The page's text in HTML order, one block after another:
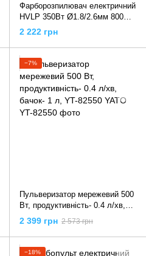
Фарборозпилювач електричний
HVLP 350Вт Ø1.8/2.6мм 800мл/
хв н/б 800мл, SIGMA 6816121
2 222 грн
−7%
Пульверизатор мережевий 500
Вт, продуктивність- 0.4 л/хв,
бачок- 1 л, YT-82550 YATO
2 399 грн 2 573 грн
−18%